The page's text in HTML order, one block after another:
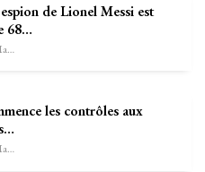
de Lionel Messi est
68…
Sébastien-Étienne Marechal
les contrôles aux
Sébastien-Étienne Marechal